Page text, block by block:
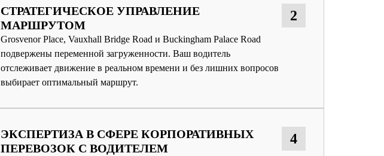
СТРАТЕГИЧЕСКОЕ УПРАВЛЕНИЕ
МАРШРУТОМ
Grosvenor Place, Vauxhall Bridge Road и Buckingham Palace Road
подвержены переменной загруженности. Ваш водитель
отслеживает движение в реальном времени и без лишних вопросов
выбирает оптимальный маршрут.
2
ЭКСПЕРТИЗА В СФЕРЕ КОРПОРАТИВНЫХ
ПЕРЕВОЗОК С ВОДИТЕЛЕМ
4